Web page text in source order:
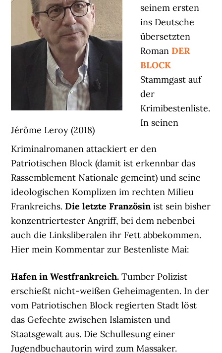
Jérôme Leroy (2018)
seinem ersten
ins Deutsche
übersetzten
Roman DER
BLOCK
Stammgast auf
der
Krimibestenliste.
In seinen
Kriminalromanen attackiert er den
Patriotischen Block (damit ist erkennbar das
Rassemblement Nationale gemeint) und seine
ideologischen Komplizen im rechten Milieu
Frankreichs.Die letzte Französinist sein bisher
konzentriertester Angriff, bei dem nebenbei
auch die Linksliberalen ihr Fett abbekommen.
Hier mein Kommentar zur Bestenliste Mai:
Hafen in Westfrankreich.Tumber Polizist
erschießt nicht-weißen Geheimagenten. In der
vom Patriotischen Block regierten Stadt löst
das Gefechte zwischen Islamisten und
Staatsgewalt aus. Die Schullesung einer
Jugendbuchautorin wird zum Massaker.